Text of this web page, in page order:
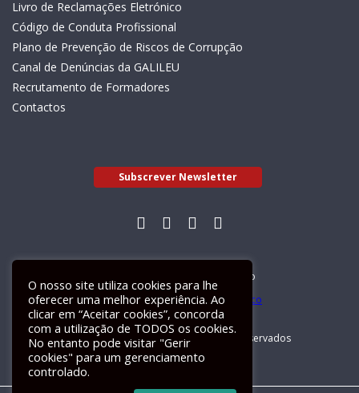
Livro de Reclamações Eletrónico
Código de Conduta Profissional
Plano de Prevenção de Riscos de Corrupção
Canal de Denúncias da GALILEU
Recrutamento de Formadores
Contactos
Subscrever Newsletter
Livro de Reclamações Electrónico
GALILEU 2026 © Todos os direitos reservados
O nosso site utiliza cookies para lhe
oferecer uma melhor experiência. Ao
clicar em “Aceitar cookies”, concorda
com a utilização de TODOS os cookies.
No entanto pode visitar "Gerir
cookies" para um gerenciamento
controlado.